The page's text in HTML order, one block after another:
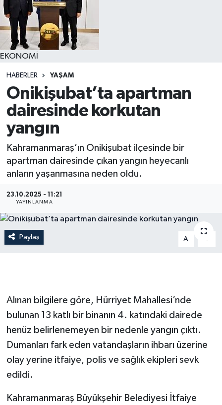
EKONOMİ
HABERLER YAŞAM
Onikişubat’ta apartman
dairesinde korkutan
yangın
Kahramanmaraş’ın Onikişubat ilçesinde bir
apartman dairesinde çıkan yangın heyecanlı
anların yaşanmasına neden oldu.
23.10.2025 - 11:21
YAYINLANMA
Paylaş A- A
Alınan bilgilere göre, Hürriyet Mahallesi’nde
bulunan 13 katlı bir binanın 4. katındaki dairede
henüz belirlenemeyen bir nedenle yangın çıktı.
Dumanları fark eden vatandaşların ihbarı üzerine
olay yerine itfaiye, polis ve sağlık ekipleri sevk
edildi.
Kahramanmaraş Büyükşehir Belediyesi İtfaiye
YAŞAM